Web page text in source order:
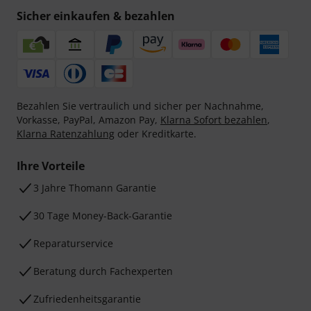
Sicher einkaufen & bezahlen
Bezahlen Sie vertraulich und sicher per Nachnahme,
Vorkasse, PayPal, Amazon Pay, Klarna Sofort bezahlen,
Klarna Ratenzahlung oder Kreditkarte.
Ihre Vorteile
3 Jahre Thomann Garantie
30 Tage Money-Back-Garantie
Reparaturservice
Beratung durch Fachexperten
Zufriedenheitsgarantie